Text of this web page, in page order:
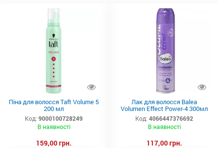
Піна для волосся Taft Volume 5
200 мл
Код: 9000100728249
В наявності
159,00 грн.
Лак для волосся Balea
Volumen Effect Power-4 300мл
Код: 4066447376692
В наявності
117,00 грн.